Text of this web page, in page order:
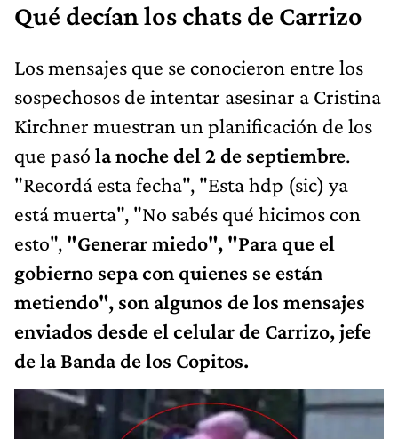
Qué decían los chats de Carrizo
Los mensajes que se conocieron entre los
sospechosos de intentar asesinar a Cristina
Kirchner muestran un planificación de los
que pasó la noche del 2 de septiembre.
"Recordá esta fecha", "Esta hdp (sic) ya
está muerta", "No sabés qué hicimos con
esto", "Generar miedo", "Para que el
gobierno sepa con quienes se están
metiendo", son algunos de los mensajes
enviados desde el celular de Carrizo, jefe
de la Banda de los Copitos.